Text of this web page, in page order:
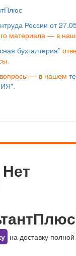
России от
материала — в
бухгалтерия”
— в нашем
.
Нет
на доставку